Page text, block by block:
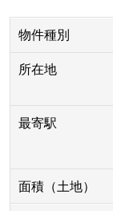
物件種別
所在地
最寄駅
面積（土地）